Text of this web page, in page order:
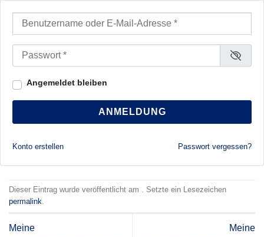
Benutzername oder E-Mail-Adresse
Passwort
Angemeldet bleiben
ANMELDUNG
Konto erstellen Passwort vergessen?
Dieser Eintrag wurde veröffentlicht am . Setzte ein Lesezeichen
permalink.
Meine
Meine